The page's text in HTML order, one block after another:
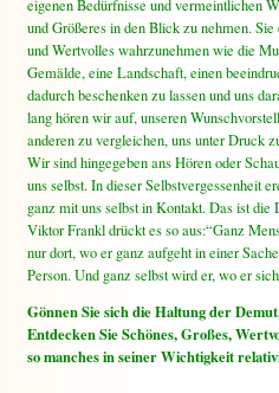
eigenen Bedürfnisse und vermeintlichen
und Größeres in den Blick zu nehmen.
und Wertvolles wahrzunehmen wie die
Gemälde, eine Landschaft, einen
dadurch beschenken zu lassen und uns
lang hören wir auf, unseren
anderen zu vergleichen, uns unter Druck
Wir sind hingegeben ans Hören oder
uns selbst. In dieser Selbstvergessenheit
ganz mit uns selbst in Kontakt. Das ist
Viktor Frankl drückt es so aus:“Ganz
nur dort, wo er ganz aufgeht in einer
Person. Und ganz selbst wird er, wo er
Gönnen Sie sich die Haltung der
Entdecken Sie Schönes, Großes,
so manches in seiner Wichtigkeit